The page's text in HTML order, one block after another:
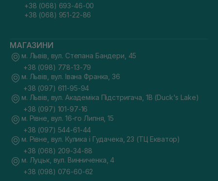
+38 (068) 693-46-00
+38 (068) 951-22-86
МАГАЗИНИ
м. Львів, вул. Степана Бандери, 45
+38 (098) 778-13-79
м. Львів, вул. Івана Франка, 36
+38 (097) 611-95-94
м. Львів, вул. Академіка Підстригача, 1В (Duck's Lake)
+38 (097) 101-97-16
м. Рівне, вул. 16-го Липня, 15
+38 (097) 544-61-44
м. Рівне, вул. Кулика і Гудачека, 23 (ТЦ Екватор)
+38 (068) 209-34-88
м. Луцьк, вул. Винниченка, 4
+38 (098) 076-60-62